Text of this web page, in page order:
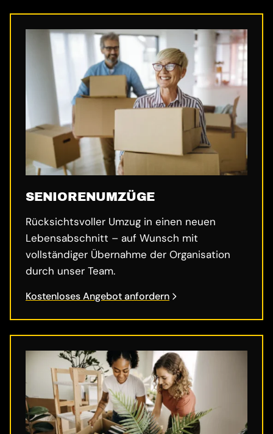
SENIORENUMZÜGE
Rücksichtsvoller Umzug in einen neuen
Lebensabschnitt – auf Wunsch mit
vollständiger Übernahme der Organisation
durch unser Team.
Kostenloses Angebot anfordern